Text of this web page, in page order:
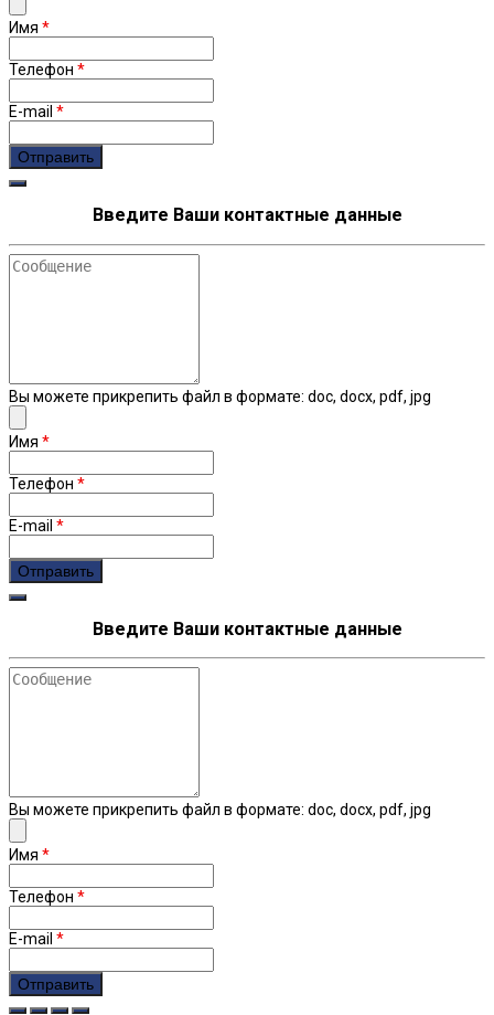
Имя *
Телефон *
E-mail *
Введите Ваши контактные данные
Сообщение
Вы можете прикрепить файл в формате: doc, docx, pdf, jpg
Имя *
Телефон *
E-mail *
Введите Ваши контактные данные
Сообщение
Вы можете прикрепить файл в формате: doc, docx, pdf, jpg
Имя *
Телефон *
E-mail *